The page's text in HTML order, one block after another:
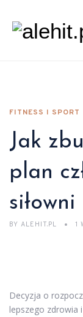
FITNESS I SPORT
Jak
plan
siłowni
BY ALEHIT.PL 1
Decyzja o
lepszego zdrowia